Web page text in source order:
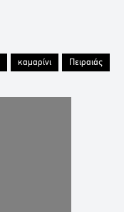
καμαρίνι Πειραιάς